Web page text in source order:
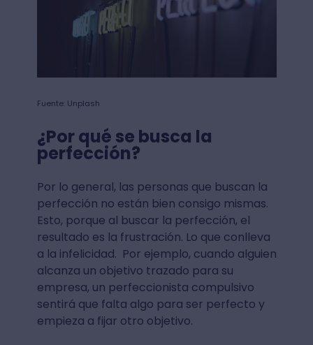
Fuente: Unplash
¿Por qué se busca la
perfección?
Por lo general, las personas que buscan la
perfección no están bien consigo mismas.
Esto, porque al buscar la perfección, el
resultado es la frustración. Lo que conlleva
a la infelicidad. Por ejemplo, cuando alguien
alcanza un objetivo trazado para su
empresa, un perfeccionista compulsivo
sentirá que falta algo para ser perfecto y
empieza a fijar otro objetivo.